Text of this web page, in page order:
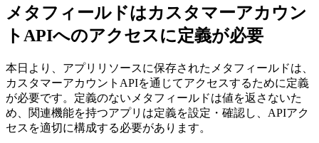
メタフィールドはカスタマーアカウン
トAPIへのアクセスに定義が必要
本日より、アプリリソースに保存されたメタフィールドは、
カスタマーアカウントAPIを通じてアクセスするために定義
が必要です。定義のないメタフィールドは値を返さないた
め、関連機能を持つアプリは定義を設定・確認し、APIアク
セスを適切に構成する必要があります。